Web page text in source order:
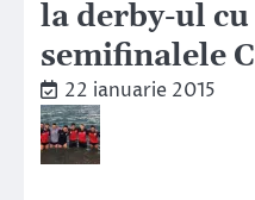
la derby-ul
semifinalele
22 ianuarie 2015